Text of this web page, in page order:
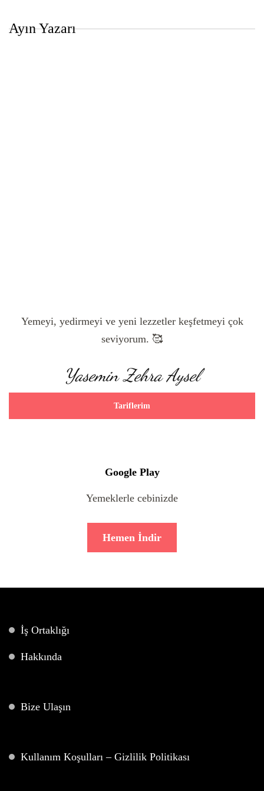
Ayın Yazarı
Yemeyi, yedirmeyi ve yeni lezzetler keşfetmeyi çok
seviyorum. 🥰
Yasemin Zehra Aysel
Tariflerim
Google Play
Yemeklerle cebinizde
Hemen İndir
İş Ortaklığı
Hakkında
Bize Ulaşın
Kullanım Koşulları – Gizlilik Politikası